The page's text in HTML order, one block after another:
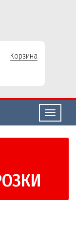
Корзина
Свернуть/